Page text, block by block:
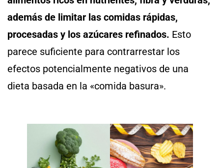
además de limitar las comidas rápidas,
procesadas y los azúcares refinados. Esto
parece suficiente para contrarrestar los
efectos potencialmente negativos de una
dieta basada en la «comida basura».